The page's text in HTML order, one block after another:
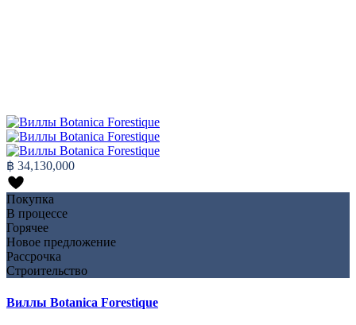
฿ 34,130,000
Покупка
В процессе
Горячее
Новое предложение
Рассрочка
Строительство
Виллы Botanica Forestique